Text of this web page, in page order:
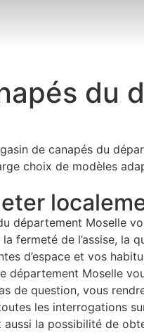
du
de canapés du
choix de modèles
département Moselle
fermeté de l’assise, la
d’espace et vos
département Moselle
de question, vous
les interrogations
la possibilité de